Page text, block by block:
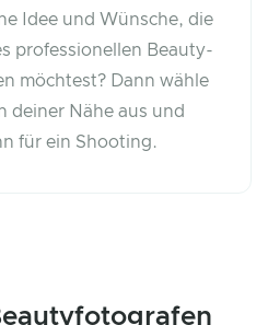
Idee und Wünsche, die
professionellen Beauty-
möchtest? Dann wähle
deiner Nähe aus und
für ein Shooting.